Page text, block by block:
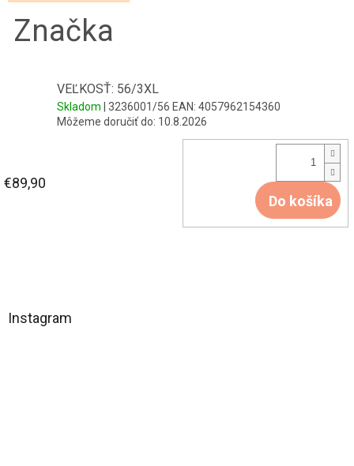
Značka
VEĽKOSŤ: 56/3XL
Skladom | 3236001/56 EAN: 4057962154360
Môžeme doručiť do: 10.8.2026
€89,90
Do košíka
á
Instagram